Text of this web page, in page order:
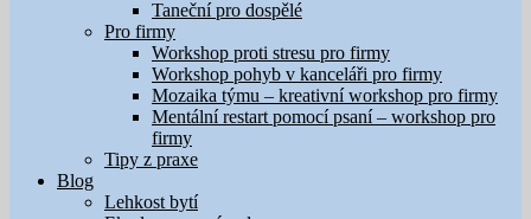
Taneční pro dospělé
Pro firmy
Workshop proti stresu pro firmy
Workshop pohyb v kanceláři pro firmy
Mozaika týmu – kreativní workshop pro firmy
Mentální restart pomocí psaní – workshop pro
firmy
Tipy z praxe
Blog
Lehkost bytí